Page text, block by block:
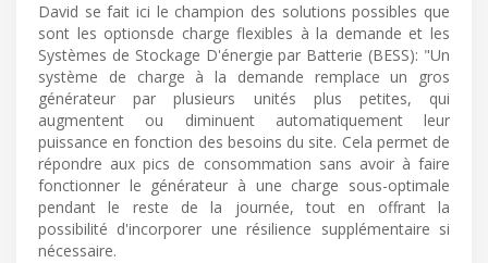
David se fait ici le champion des solutions possibles que
sont les optionsde charge flexibles à la demande et les
Systèmes de Stockage D'énergie par Batterie (BESS): "Un
système de charge à la demande remplace un gros
générateur par plusieurs unités plus petites, qui
augmentent ou diminuent automatiquement leur
puissance en fonction des besoins du site. Cela permet de
répondre aux pics de consommation sans avoir à faire
fonctionner le générateur à une charge sous-optimale
pendant le reste de la journée, tout en offrant la
possibilité d'incorporer une résilience supplémentaire si
nécessaire.